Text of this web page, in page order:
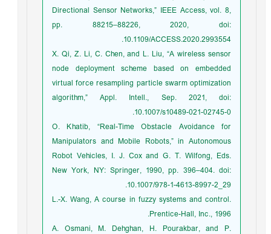
Directional Sensor Networks,” IEEE Access, vol. 8,
pp. 88215–88226, 2020, doi:
10.1109/ACCESS.2020.2993554.
X. Qi, Z. Li, C. Chen, and L. Liu, “A wireless sensor
node deployment scheme based on embedded
virtual force resampling particle swarm optimization
algorithm,” Appl. Intell., Sep. 2021, doi:
10.1007/s10489-021-02745-0.
O. Khatib, “Real-Time Obstacle Avoidance for
Manipulators and Mobile Robots,” in Autonomous
Robot Vehicles, I. J. Cox and G. T. Wilfong, Eds.
New York, NY: Springer, 1990, pp. 396–404. doi:
10.1007/978-1-4613-8997-2_29.
L.-X. Wang, A course in fuzzy systems and control.
Prentice-Hall, Inc., 1996.
A. Osmani, M. Dehghan, H. Pourakbar, and P.